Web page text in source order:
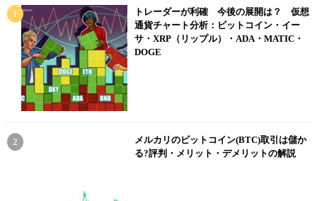
トレーダーが利確 今後の展開は？ 仮想
通貨チャート分析：ビットコイン・イー
サ・XRP（リップル）・ADA・MATIC・
DOGE
メルカリのビットコイン(BTC)取引は儲か
る?評判・メリット・デメリットの解説